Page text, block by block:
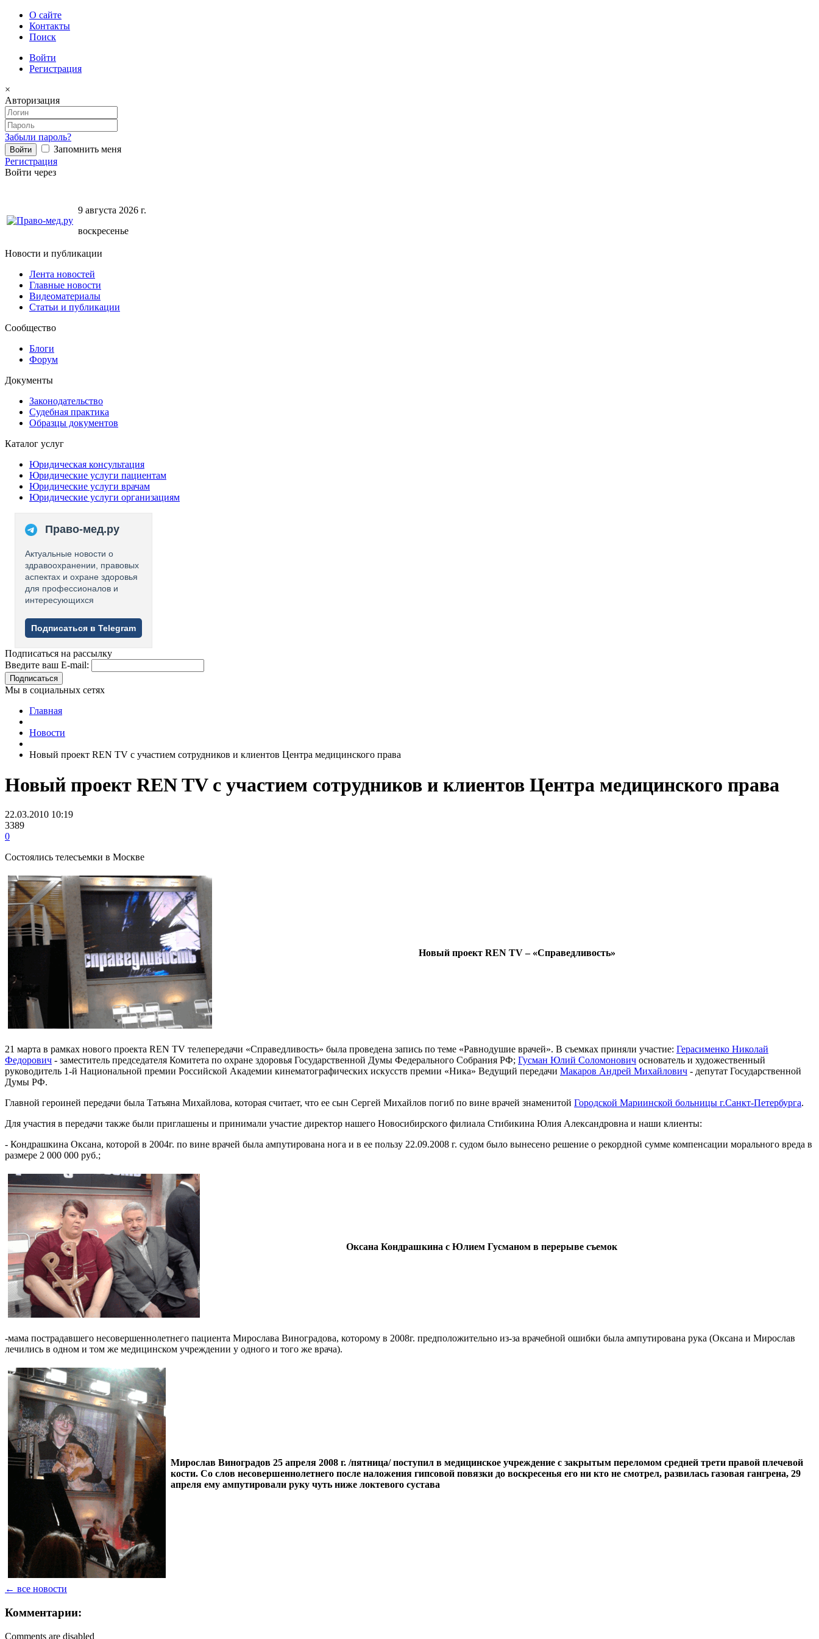
О сайте
Контакты
Поиск
Войти
Регистрация
×
Авторизация
Забыли пароль?
Запомнить меня
Регистрация
Войти через
9 августа 2026 г.
воскресенье
Новости и публикации
Лента новостей
Главные новости
Видеоматериалы
Статьи и публикации
Сообщество
Блоги
Форум
Документы
Законодательство
Судебная практика
Образцы документов
Каталог услуг
Юридическая консультация
Юридические услуги пациентам
Юридические услуги врачам
Юридические услуги организациям
Право-мед.ру
Актуальные новости о
здравоохранении, правовых
аспектах и охране здоровья
для профессионалов и
интересующихся
Подписаться в Telegram
Подписаться на рассылку
Введите ваш E-mail:
Подписаться
Мы в социальных сетях
Главная
Новости
Новый проект REN TV с участием сотрудников и клиентов Центра медицинского права
Новый проект REN TV с участием сотрудников и клиентов Центра медицинского права
22.03.2010 10:19
3389
0
Состоялись телесъемки в Москве
Новый проект REN TV – «Справедливость»
21 марта в рамках нового проекта REN TV телепередачи «Справедливость» была проведена запись по теме «Равнодушие врачей». В съемках приняли участие: Герасименко Николай
Федорович - заместитель председателя Комитета по охране здоровья Государственной Думы Федерального Собрания РФ; Гусман Юлий Соломонович основатель и художественный
руководитель 1-й Национальной премии Российской Академии кинематографических искусств премии «Ника» Ведущий передачи Макаров Андрей Михайлович - депутат Государственной
Думы РФ.
Главной героиней передачи была Татьяна Михайлова, которая считает, что ее сын Сергей Михайлов погиб по вине врачей знаменитой Городской Мариинской больницы г.Санкт-Петербурга.
Для участия в передачи также были приглашены и принимали участие директор нашего Новосибирского филиала Стибикина Юлия Александровна и наши клиенты:
- Кондрашкина Оксана, которой в 2004г. по вине врачей была ампутирована нога и в ее пользу 22.09.2008 г. судом было вынесено решение о рекордной сумме компенсации морального вреда в
размере 2 000 000 руб.;
Оксана Кондрашкина с Юлием Гусманом в перерыве съемок
-мама пострадавшего несовершеннолетнего пациента Мирослава Виноградова, которому в 2008г. предположительно из-за врачебной ошибки была ампутирована рука (Оксана и Мирослав
лечились в одном и том же медицинском учреждении у одного и того же врача).
Мирослав Виноградов 25 апреля 2008 г. /пятница/ поступил в медицинское учреждение с закрытым переломом средней трети правой плечевой
кости. Со слов несовершеннолетнего после наложения гипсовой повязки до воскресенья его ни кто не смотрел, развилась газовая гангрена, 29
апреля ему ампутировали руку чуть ниже локтевого сустава
← все новости
Комментарии:
Comments are disabled